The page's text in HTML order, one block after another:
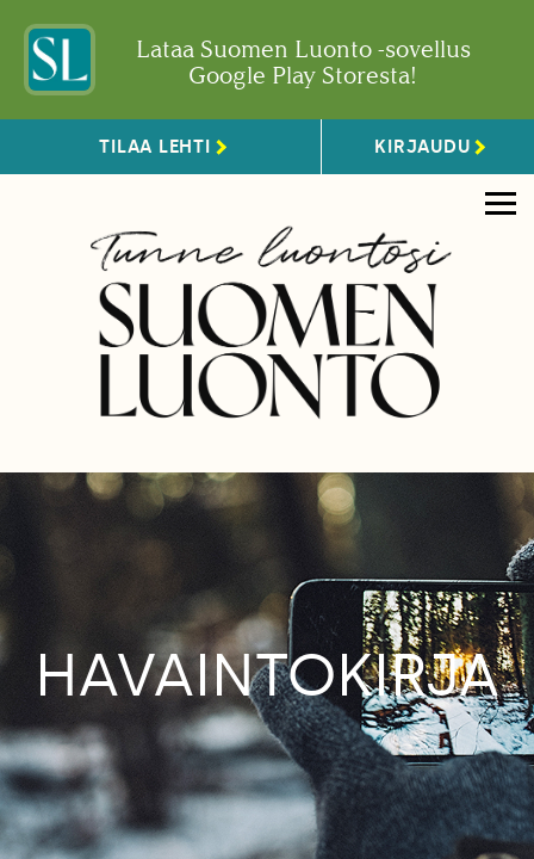
Lataa Suomen Luonto -sovellus
Google Play Storesta!
TILAA LEHTI KIRJAUDU
HAVAINTOKIRJA